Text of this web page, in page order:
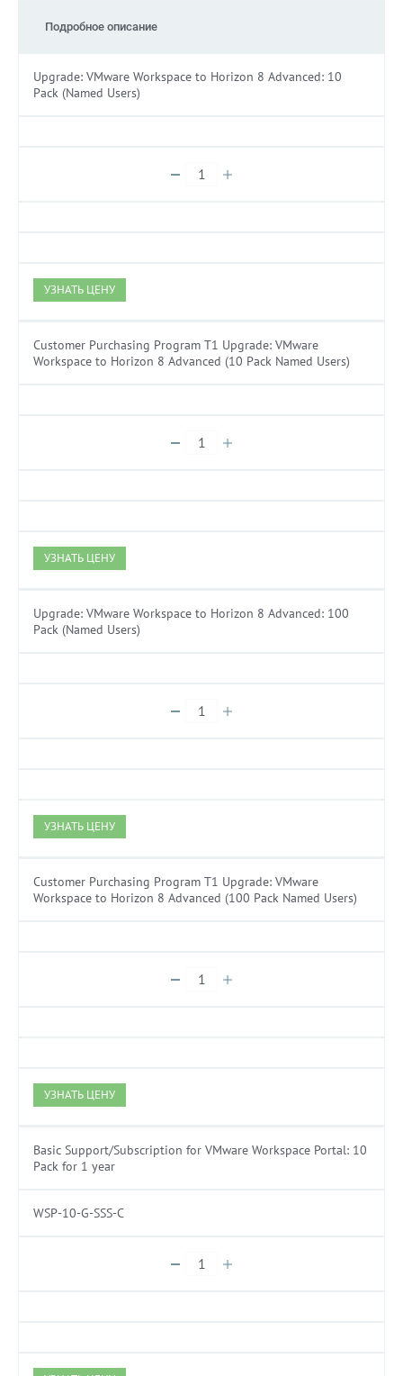
Подробное описание
Upgrade: VMware Workspace to Horizon 8 Advanced: 10
Pack (Named Users)
УЗНАТЬ ЦЕНУ
Customer Purchasing Program T1 Upgrade: VMware
Workspace to Horizon 8 Advanced (10 Pack Named Users)
УЗНАТЬ ЦЕНУ
Upgrade: VMware Workspace to Horizon 8 Advanced: 100
Pack (Named Users)
УЗНАТЬ ЦЕНУ
Customer Purchasing Program T1 Upgrade: VMware
Workspace to Horizon 8 Advanced (100 Pack Named Users)
УЗНАТЬ ЦЕНУ
Basic Support/Subscription for VMware Workspace Portal: 10
Pack for 1 year
WSP-10-G-SSS-C